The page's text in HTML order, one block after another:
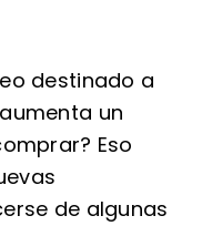
destinado a
un
Eso
de algunas